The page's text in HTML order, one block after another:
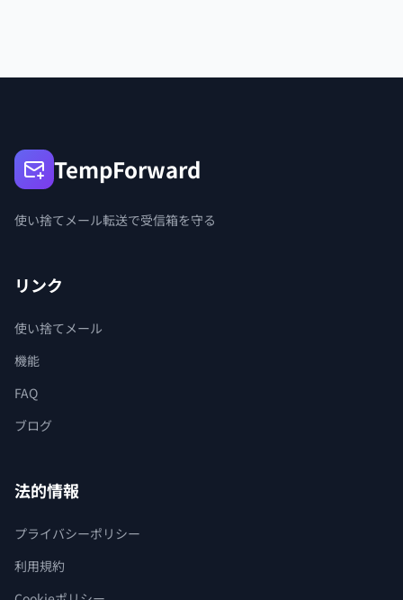
TempForward
使い捨てメール転送で受信箱を守る
リンク
使い捨てメール
機能
FAQ
ブログ
法的情報
プライバシーポリシー
利用規約